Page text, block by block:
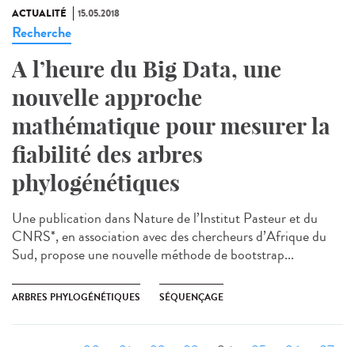
ACTUALITÉ 15.05.2018
Recherche
A l’heure du Big Data, une
nouvelle approche
mathématique pour mesurer la
fiabilité des arbres
phylogénétiques
Une publication dans Nature de l’Institut Pasteur et du
CNRS*, en association avec des chercheurs d’Afrique du
Sud, propose une nouvelle méthode de bootstrap...
ARBRES PHYLOGÉNÉTIQUES SÉQUENÇAGE